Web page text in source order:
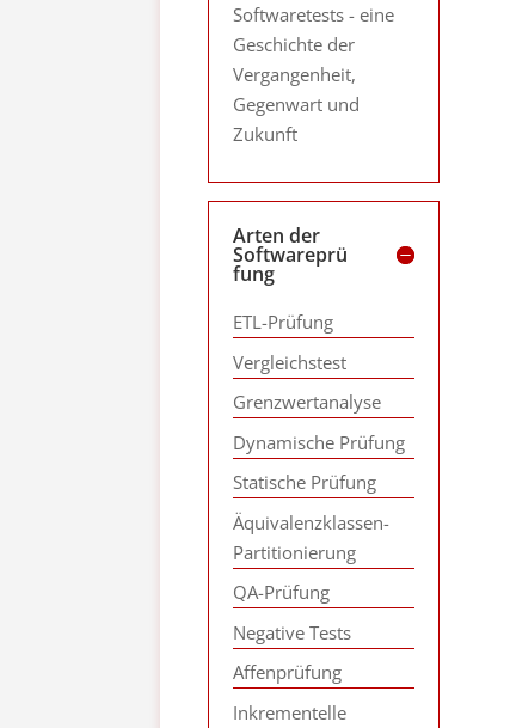
Softwaretests - eine
Geschichte der
Vergangenheit,
Gegenwart und
Zukunft
Arten der
Softwareprü
fung
ETL-Prüfung
Vergleichstest
Grenzwertanalyse
Dynamische Prüfung
Statische Prüfung
Äquivalenzklassen-
Partitionierung
QA-Prüfung
Negative Tests
Affenprüfung
Inkrementelle